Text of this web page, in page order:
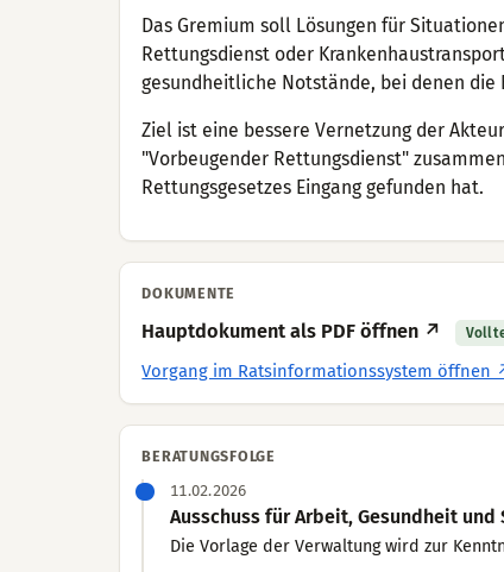
Das Gremium soll Lösungen für
Rettungsdienst oder
gesundheitliche Notstände, bei denen
Ziel ist eine bessere Vernetzung der
"Vorbeugender Rettungsdienst"
Rettungsgesetzes Eingang gefunden hat.
DOKUMENTE
Hauptdokument als PDF öffnen ↗
Vorgang im Ratsinformationssystem öffnen
BERATUNGSFOLGE
11.02.2026
Ausschuss für Arbeit, Gesundheit und
Die Vorlage der Verwaltung wird zur